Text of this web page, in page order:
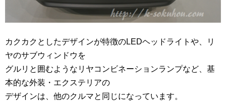
カクカクとしたデザインが特徴のLEDヘッドライトや、リ
ヤのサブウィンドウを
グルリと囲むようなリヤコンビネーションランプなど、基
本的な外装・エクステリアの
デザインは、他のクルマと同じになっています。